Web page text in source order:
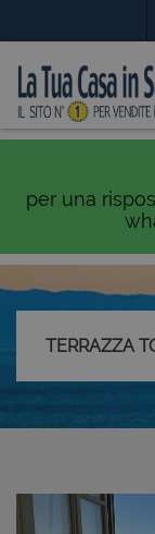
per una
TERRAZZA